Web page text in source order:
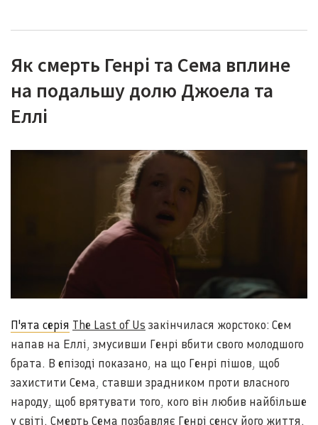
Як смерть Генрі та Сема вплине
на подальшу долю Джоела та
Еллі
П'ята серія The Last of Us закінчилася жорстоко: Сем
напав на Еллі, змусивши Генрі вбити свого молодшого
брата. В епізоді показано, на що Генрі пішов, щоб
захистити Сема, ставши зрадником проти власного
народу, щоб врятувати того, кого він любив найбільше
у світі. Смерть Сема позбавляє Генрі сенсу його життя,